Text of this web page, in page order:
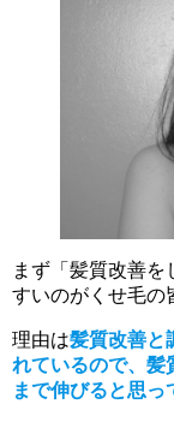
まず「髪質改善
すいのがくせ毛の
理由は髪質改善と
れているので、髪
まで伸びると思